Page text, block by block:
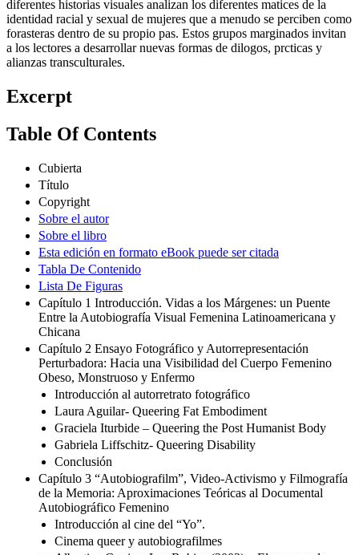
diferentes historias visuales analizan los diferentes matices de la
identidad racial y sexual de mujeres que a menudo se perciben como
forasteras dentro de su propio pas. Estos grupos marginados invitan
a los lectores a desarrollar nuevas formas de dilogos, prcticas y
alianzas transculturales.
Excerpt
Table Of Contents
Cubierta
Título
Copyright
Sobre el autor
Sobre el libro
Esta edición en formato eBook puede ser citada
Tabla De Contenido
Lista De Figuras
Capítulo 1 Introducción. Vidas a los Márgenes: un Puente
Entre la Autobiografía Visual Femenina Latinoamericana y
Chicana
Capítulo 2 Ensayo Fotográfico y Autorrepresentación
Perturbadora: Hacia una Visibilidad del Cuerpo Femenino
Obeso, Monstruoso y Enfermo
Introducción al autorretrato fotográfico
Laura Aguilar- Queering Fat Embodiment
Graciela Iturbide – Queering the Post Humanist Body
Gabriela Liffschitz- Queering Disability
Conclusión
Capítulo 3 “Autobiografilm”, Video-Activismo y Filmografía
de la Memoria: Aproximaciones Teóricas al Documental
Autobiográfico Femenino
Introducción al cine del “Yo”.
Cinema queer y autobiografilmes